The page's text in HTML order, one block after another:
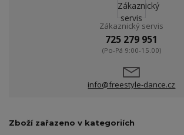
Zákaznický servis
725 279 951
(Po-Pá 9:00-15.00)
info@freestyle-dance.cz
Zboží zařazeno v kategoriích